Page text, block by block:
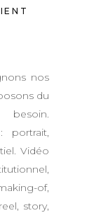
nos
du
portrait,
Vidéo
of,
story,